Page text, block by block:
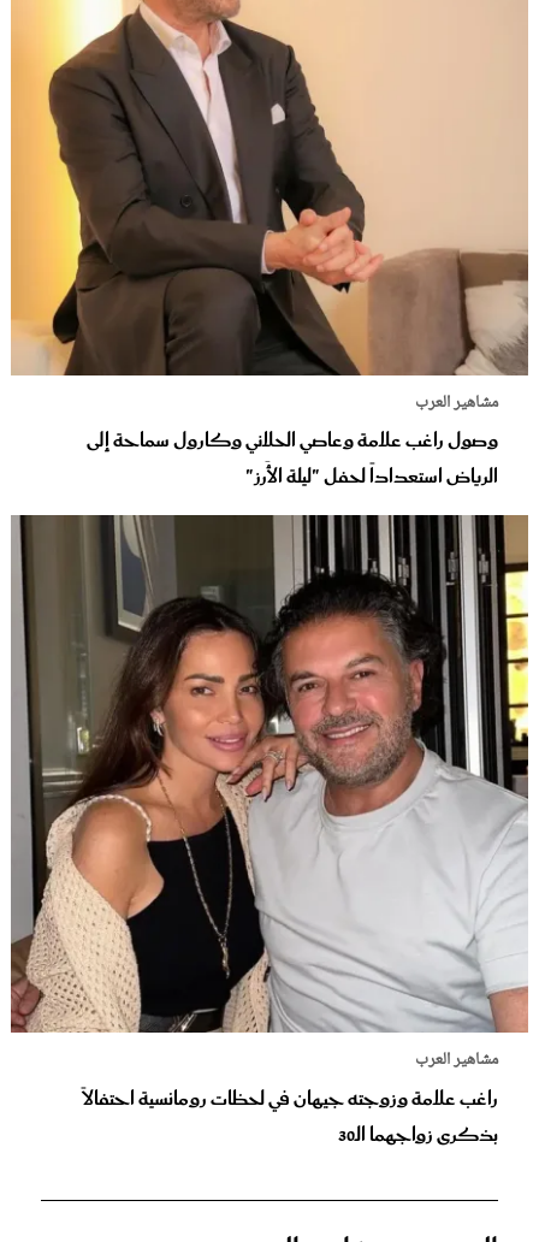
مشاهير العرب
وصول راغب علامة وعاصي الحلاني وكارول سماحة إلى
الرياض استعداداً لحفل "ليلة الأَرز"
مشاهير العرب
راغب علامة وزوجته جيهان في لحظات رومانسية احتفالاً
بذكرى زواجهما الـ30‏